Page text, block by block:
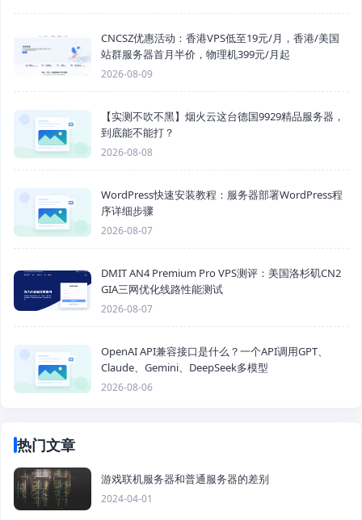
CNCSZ优惠活动：香港VPS低至19元/月，香港/美国
站群服务器首月半价，物理机399元/月起
2026-08-09
【实测不吹不黑】烟火云这台德国9929精品服务器，
到底能不能打？
2026-08-08
WordPress快速安装教程：服务器部署WordPress程
序详细步骤
2026-08-07
DMIT AN4 Premium Pro VPS测评：美国洛杉矶CN2
GIA三网优化线路性能测试
2026-08-07
OpenAI API兼容接口是什么？一个API调用GPT、
Claude、Gemini、DeepSeek多模型
2026-08-06
热门文章
游戏联机服务器和普通服务器的差别
2024-04-01